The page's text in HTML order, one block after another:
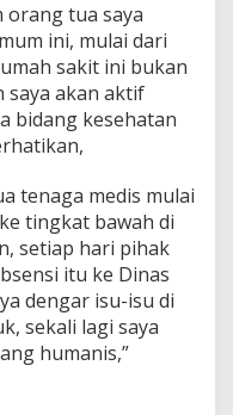
orang tua saya
ini, mulai dari
sakit ini bukan
saya akan aktif
bidang kesehatan
tenaga medis mulai
tingkat bawah di
setiap hari pihak
itu ke Dinas
dengar isu-isu di
sekali lagi saya
humanis,”